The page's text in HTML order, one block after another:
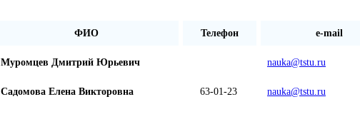
ФИО Телефон e-mail
Муромцев Дмитрий Юрьевич nauka@tstu.ru
Садомова Елена Викторовна 63-01-23 nauka@tstu.ru